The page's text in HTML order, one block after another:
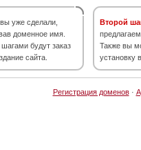
вы уже сделали,
доменное имя.
будут заказ
сайта.
Второй
Также вы
установку
Регистрация доменов·